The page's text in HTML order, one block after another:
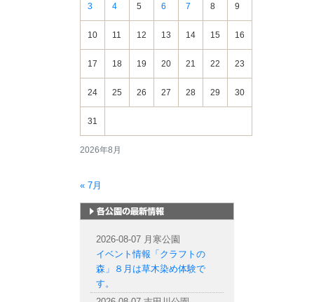
2026年8月
3 4 5 6 7 8 9
10 11 12 13 14 15 16
17 18 19 20 21 22 23
24 25 26 27 28 29 30
31
« 7月
2026-08-07 月寒公園
イベント情報「クラフトの
森」８月は草木染め体験で
す。